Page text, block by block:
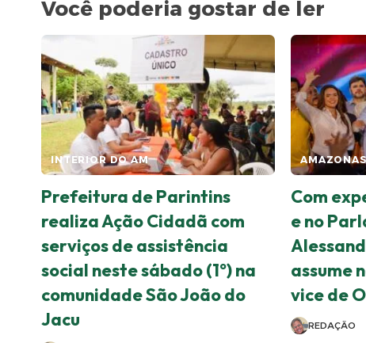
Você poderia gostar de ler
INTERIOR DO AM
Prefeitura de Parintins
realiza Ação Cidadã com
serviços de assistência
social neste sábado (1º) na
comunidade São João do
Jacu
Com
e no
assume
vice de
REDAÇÃO